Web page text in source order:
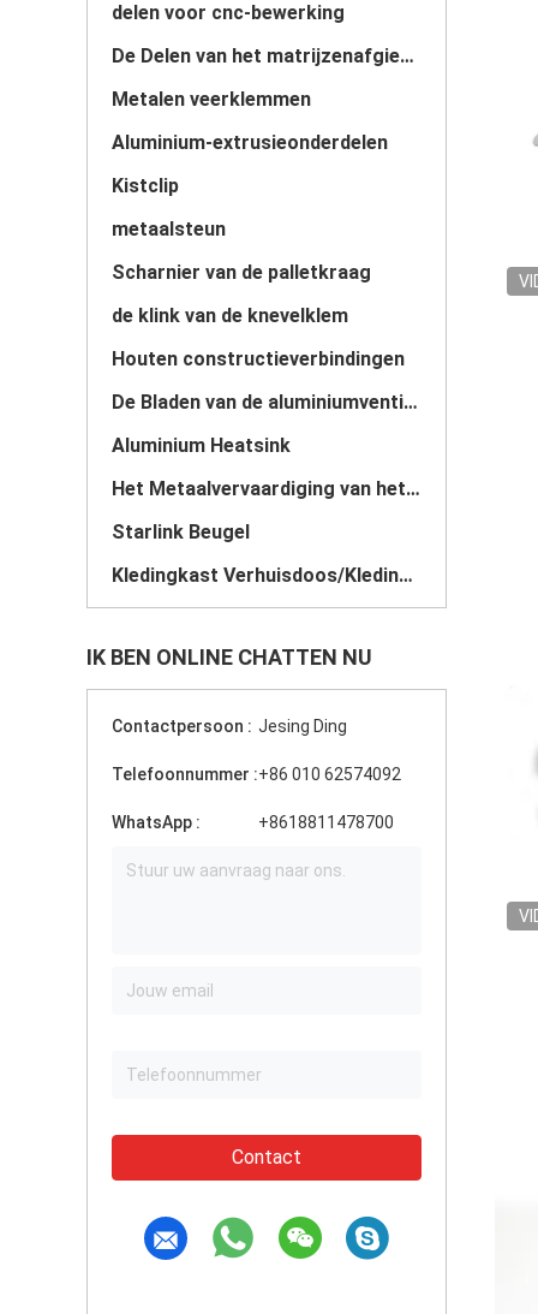
delen voor cnc-bewerking
De Delen van het matrijzenafgietsel
Metalen veerklemmen
Aluminium-extrusieonderdelen
Kistclip
metaalsteun
Scharnier van de palletkraag
de klink van de knevelklem
Houten constructieverbindingen
De Bladen van de aluminiumventilator
Aluminium Heatsink
Het Metaalvervaardiging van het douaneblad
Starlink Beugel
Kledingkast Verhuisdoos/Kledingstang
IK BEN ONLINE CHATTEN NU
Contactpersoon : Jesing Ding
Telefoonnummer :+86 010 62574092
WhatsApp : +8618811478700
Contact